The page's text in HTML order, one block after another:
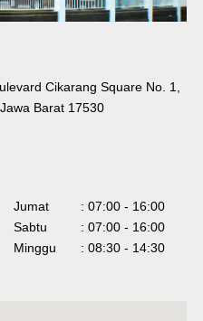
Cikarang Square No. 1,
Barat 17530
Jumat
: 07:00 - 16:00
Sabtu
: 07:00 - 16:00
Minggu
: 08:30 - 14:30